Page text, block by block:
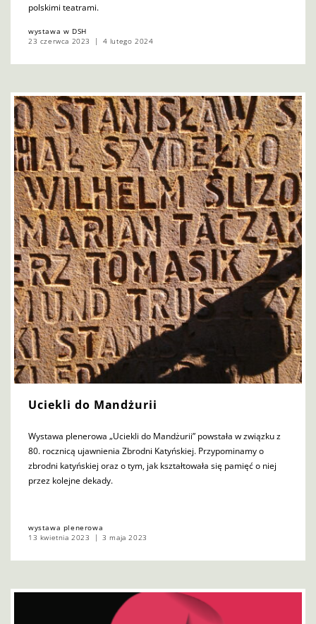
polskimi teatrami.
wystawa w DSH
23 czerwca 2023
4 lutego 2024
Uciekli do Mandżurii
Wystawa plenerowa „Uciekli do Mandżurii” powstała w związku z
80. rocznicą ujawnienia Zbrodni Katyńskiej. Przypominamy o
zbrodni katyńskiej oraz o tym, jak kształtowała się pamięć o niej
przez kolejne dekady.
wystawa plenerowa
13 kwietnia 2023
3 maja 2023